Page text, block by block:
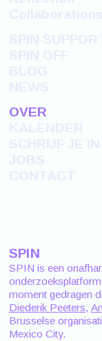
OVER
SPIN
SPIN is een
moment gedragen
Diederik Peeters,
Brusselse
Mexico City.